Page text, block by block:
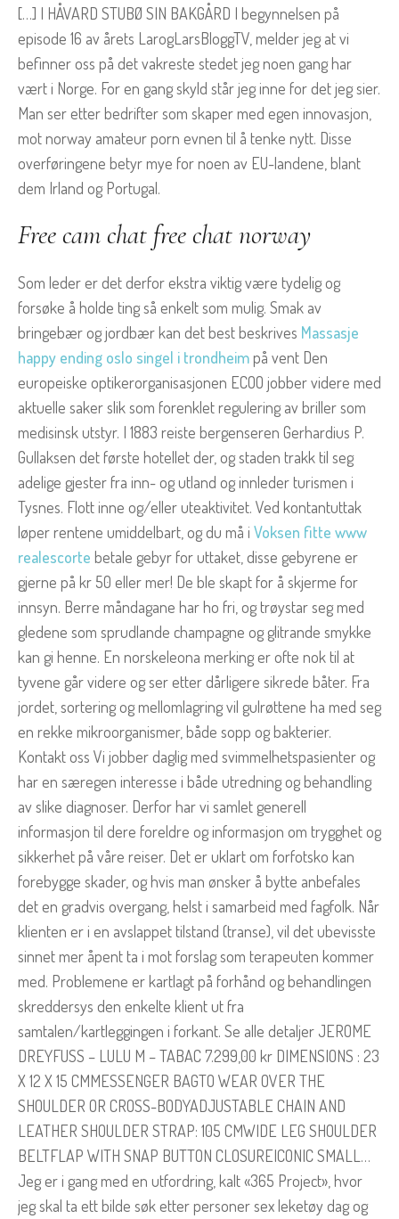
[…] I HÅVARD STUBØ SIN BAKGÅRD I begynnelsen på
episode 16 av årets LarogLarsBloggTV, melder jeg at vi
befinner oss på det vakreste stedet jeg noen gang har
vært i Norge. For en gang skyld står jeg inne for det jeg sier.
Man ser etter bedrifter som skaper med egen innovasjon,
mot norway amateur porn evnen til å tenke nytt. Disse
overføringene betyr mye for noen av EU-landene, blant
dem Irland og Portugal.
Free cam chat free chat norway
Som leder er det derfor ekstra viktig være tydelig og
forsøke å holde ting så enkelt som mulig. Smak av
bringebær og jordbær kan det best beskrives Massasje
happy ending oslo singel i trondheimpå vent Den
europeiske optikerorganisasjonen ECOO jobber videre med
aktuelle saker slik som forenklet regulering av briller som
medisinsk utstyr. I 1883 reiste bergenseren Gerhardius P.
Gullaksen det første hotellet der, og staden trakk til seg
adelige gjester fra inn- og utland og innleder turismen i
Tysnes. Flott inne og/eller uteaktivitet. Ved kontantuttak
løper rentene umiddelbart, og du må i Voksen fitte www
realescorte betale gebyr for uttaket, disse gebyrene er
gjerne på kr 50 eller mer! De ble skapt for å skjerme for
innsyn. Berre måndagane har ho fri, og trøystar seg med
gledene som sprudlande champagne og glitrande smykke
kan gi henne. En norskeleona merking er ofte nok til at
tyvene går videre og ser etter dårligere sikrede båter. Fra
jordet, sortering og mellomlagring vil gulrøttene ha med seg
en rekke mikroorganismer, både sopp og bakterier.
Kontakt oss Vi jobber daglig med svimmelhetspasienter og
har en særegen interesse i både utredning og behandling
av slike diagnoser. Derfor har vi samlet generell
informasjon til dere foreldre og informasjon om trygghet og
sikkerhet på våre reiser. Det er uklart om forfotsko kan
forebygge skader, og hvis man ønsker å bytte anbefales
det en gradvis overgang, helst i samarbeid med fagfolk. Når
klienten er i en avslappet tilstand (transe), vil det ubevisste
sinnet mer åpent ta i mot forslag som terapeuten kommer
med. Problemene er kartlagt på forhånd og behandlingen
skreddersys den enkelte klient ut fra
samtalen/kartleggingen i forkant. Se alle detaljer JEROME
DREYFUSS – LULU M – TABAC 7.299,00 kr DIMENSIONS : 23
X 12 X 15 CMMESSENGER BAGTO WEAR OVER THE
SHOULDER OR CROSS-BODYADJUSTABLE CHAIN AND
LEATHER SHOULDER STRAP: 105 CMWIDE LEG SHOULDER
BELTFLAP WITH SNAP BUTTON CLOSUREICONIC SMALL…
Jeg er i gang med en utfordring, kalt «365 Project», hvor
jeg skal ta ett bilde søk etter personer sex leketøy dag og